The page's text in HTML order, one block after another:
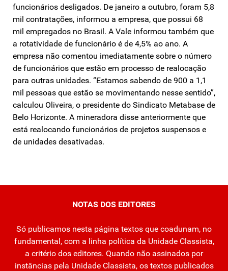
funcionários desligados. De janeiro a outubro, foram 5,8
mil contratações, informou a empresa, que possui 68
mil empregados no Brasil. A Vale informou também que
a rotatividade de funcionário é de 4,5% ao ano. A
empresa não comentou imediatamente sobre o número
de funcionários que estão em processo de realocação
para outras unidades. “Estamos sabendo de 900 a 1,1
mil pessoas que estão se movimentando nesse sentido”,
calculou Oliveira, o presidente do Sindicato Metabase de
Belo Horizonte. A mineradora disse anteriormente que
está realocando funcionários de projetos suspensos e
de unidades desativadas.
NOTAS DOS EDITORES
Só publicamos nesta página textos que coadunam, no
fundamental, com a linha política da Unidade Classista,
a critério dos editores. Quando não assinados por
instâncias pela Unidade Classista, os textos publicados